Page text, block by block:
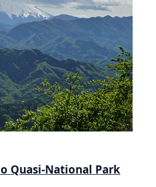
Quasi-National Park